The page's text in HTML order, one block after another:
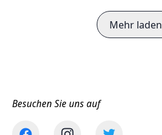
Mehr laden
Besuchen Sie uns auf